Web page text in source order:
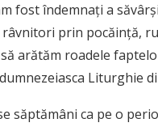
fost îndemnaţi a
prin pocăinţă,
arătăm roadele
Liturghie
săptămâni ca pe o